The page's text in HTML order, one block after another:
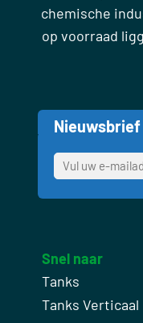
chemische
op voorraad
Nieuwsbrief
Snel naar
Tanks
Tanks Verticaal